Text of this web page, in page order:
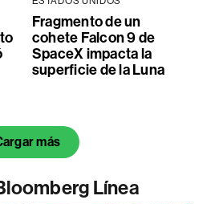
Fragmento de un
cohete Falcon 9 de
SpaceX impacta la
superficie de la Luna
más
Línea